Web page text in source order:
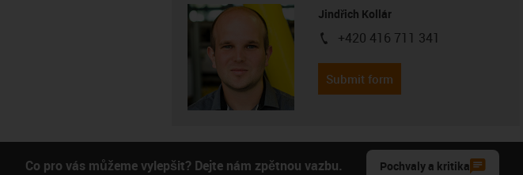
Jindřich Kollár
igus-icon-phone
+420 416 711 341
Submit form
Co pro vás můžeme vylepšit? Dejte nám zpětnou vazbu. Pochvaly a kritika